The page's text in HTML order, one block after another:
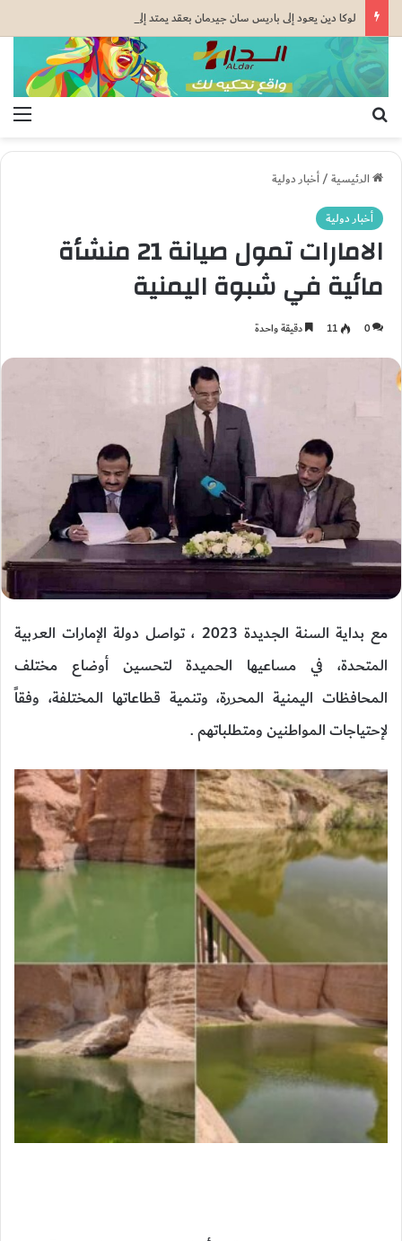
لوكا دين يعود إلى باريس سان جيرمان بعقد يمتد إلى 2029
الرئيسية/أخبار دولية
أخبار دولية
الامارات تمول صيانة 21 منشأة
مائية في شبوة اليمنية
0
11 دقيقة واحدة
مع بداية السنة الجديدة 2023 ، تواصل دولة الإمارات العربية
المتحدة، في مساعيها الحميدة لتحسين أوضاع مختلف
المحافظات اليمنية المحررة، وتنمية قطاعاتها المختلفة، وفقاً
لإحتياجات المواطنين ومتطلباتهم .